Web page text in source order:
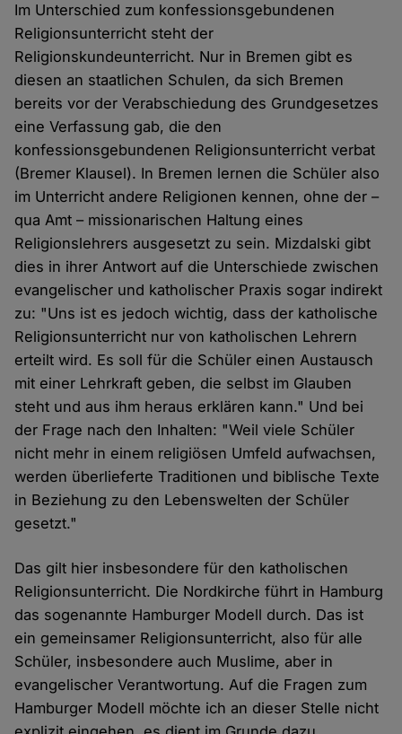
Im Unterschied zum konfessionsgebundenen
Religionsunterricht steht der
Religionskundeunterricht. Nur in Bremen gibt es
diesen an staatlichen Schulen, da sich Bremen
bereits vor der Verabschiedung des Grundgesetzes
eine Verfassung gab, die den
konfessionsgebundenen Religionsunterricht verbat
(Bremer Klausel). In Bremen lernen die Schüler also
im Unterricht andere Religionen kennen, ohne der –
qua Amt – missionarischen Haltung eines
Religionslehrers ausgesetzt zu sein. Mizdalski gibt
dies in ihrer Antwort auf die Unterschiede zwischen
evangelischer und katholischer Praxis sogar indirekt
zu: "Uns ist es jedoch wichtig, dass der katholische
Religionsunterricht nur von katholischen Lehrern
erteilt wird. Es soll für die Schüler einen Austausch
mit einer Lehrkraft geben, die selbst im Glauben
steht und aus ihm heraus erklären kann." Und bei
der Frage nach den Inhalten: "Weil viele Schüler
nicht mehr in einem religiösen Umfeld aufwachsen,
werden überlieferte Traditionen und biblische Texte
in Beziehung zu den Lebenswelten der Schüler
gesetzt."
Das gilt hier insbesondere für den katholischen
Religionsunterricht. Die Nordkirche führt in Hamburg
das sogenannte Hamburger Modell durch. Das ist
ein gemeinsamer Religionsunterricht, also für alle
Schüler, insbesondere auch Muslime, aber in
evangelischer Verantwortung. Auf die Fragen zum
Hamburger Modell möchte ich an dieser Stelle nicht